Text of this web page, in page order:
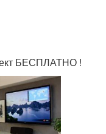
БЕСПЛАТНО !